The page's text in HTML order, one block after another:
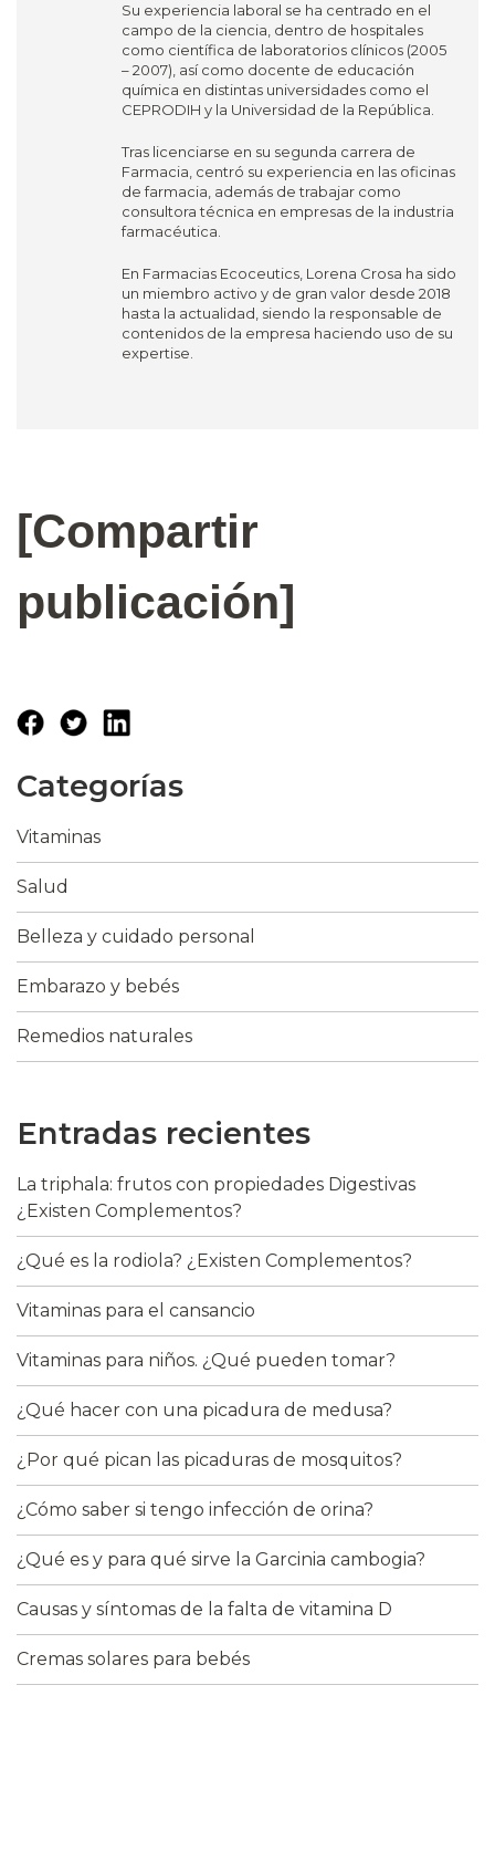
Su experiencia laboral se ha centrado en el
campo de la ciencia, dentro de hospitales
como científica de laboratorios clínicos (2005
– 2007), así como docente de educación
química en distintas universidades como el
CEPRODIH y la Universidad de la República.
Tras licenciarse en su segunda carrera de
Farmacia, centró su experiencia en las oficinas
de farmacia, además de trabajar como
consultora técnica en empresas de la industria
farmacéutica.
En Farmacias Ecoceutics, Lorena Crosa ha sido
un miembro activo y de gran valor desde 2018
hasta la actualidad, siendo la responsable de
contenidos de la empresa haciendo uso de su
expertise.
[Compartir
publicación]
Categorías
Vitaminas
Salud
Belleza y cuidado personal
Embarazo y bebés
Remedios naturales
Entradas recientes
La triphala: frutos con propiedades Digestivas
¿Existen Complementos?
¿Qué es la rodiola? ¿Existen Complementos?
Vitaminas para el cansancio
Vitaminas para niños. ¿Qué pueden tomar?
¿Qué hacer con una picadura de medusa?
¿Por qué pican las picaduras de mosquitos?
¿Cómo saber si tengo infección de orina?
¿Qué es y para qué sirve la Garcinia cambogia?
Causas y síntomas de la falta de vitamina D
Cremas solares para bebés